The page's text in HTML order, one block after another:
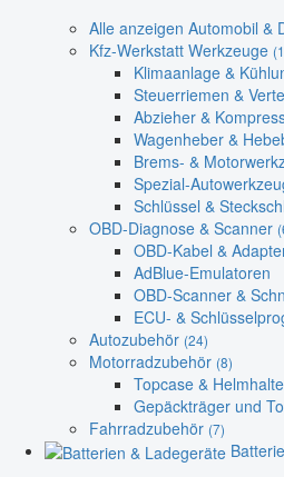
Alle anzeigen Automobil &
Kfz-Werkstatt Werkzeuge
Klimaanlage &
Steuerriemen &
Abzieher &
Wagenheber &
Brems- &
Spezial-
Schlüssel &
OBD-Diagnose & Scanner
OBD-Kabel &
AdBlue-Emulatoren
OBD-Scanner &
ECU- &
Autozubehör (24)
Motorradzubehör (8)
Topcase &
Gepäckträger und
Fahrradzubehör (7)